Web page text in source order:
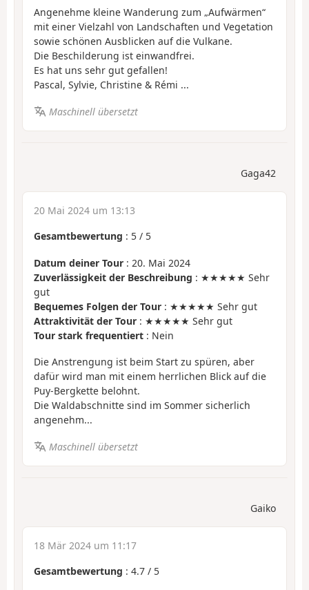
Angenehme kleine Wanderung zum „Aufwärmen“
mit einer Vielzahl von Landschaften und Vegetation
sowie schönen Ausblicken auf die Vulkane.
Die Beschilderung ist einwandfrei.
Es hat uns sehr gut gefallen!
Pascal, Sylvie, Christine & Rémi ...
Maschinell übersetzt
Gaga42
20 Mai 2024 um 13:13
Gesamtbewertung : 5 / 5
Datum deiner Tour : 20. Mai 2024
Zuverlässigkeit der Beschreibung : ★★★★★ Sehr
gut
Bequemes Folgen der Tour : ★★★★★ Sehr gut
Attraktivität der Tour : ★★★★★ Sehr gut
Tour stark frequentiert : Nein
Die Anstrengung ist beim Start zu spüren, aber
dafür wird man mit einem herrlichen Blick auf die
Puy-Bergkette belohnt.
Die Waldabschnitte sind im Sommer sicherlich
angenehm...
Maschinell übersetzt
Gaiko
18 Mär 2024 um 11:17
Gesamtbewertung : 4.7 / 5